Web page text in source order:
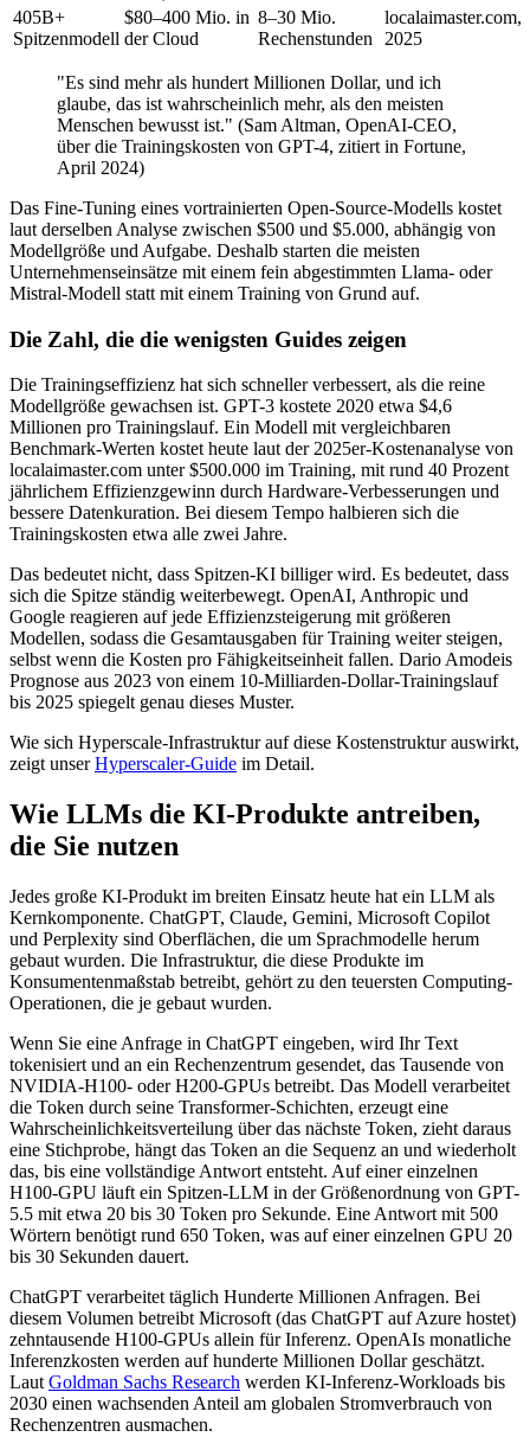
405B+
Spitzenmodell
$80–400 Mio. in
der Cloud
8–30 Mio.
Rechenstunden
localaimaster.com,
2025
"Es sind mehr als hundert Millionen Dollar, und ich
glaube, das ist wahrscheinlich mehr, als den meisten
Menschen bewusst ist." (Sam Altman, OpenAI-CEO,
über die Trainingskosten von GPT-4, zitiert in Fortune,
April 2024)
Das Fine-Tuning eines vortrainierten Open-Source-Modells kostet
laut derselben Analyse zwischen $500 und $5.000, abhängig von
Modellgröße und Aufgabe. Deshalb starten die meisten
Unternehmenseinsätze mit einem fein abgestimmten Llama- oder
Mistral-Modell statt mit einem Training von Grund auf.
Die Zahl, die die wenigsten Guides zeigen
Die Trainingseffizienz hat sich schneller verbessert, als die reine
Modellgröße gewachsen ist. GPT-3 kostete 2020 etwa $4,6
Millionen pro Trainingslauf. Ein Modell mit vergleichbaren
Benchmark-Werten kostet heute laut der 2025er-Kostenanalyse von
localaimaster.com unter $500.000 im Training, mit rund 40 Prozent
jährlichem Effizienzgewinn durch Hardware-Verbesserungen und
bessere Datenkuration. Bei diesem Tempo halbieren sich die
Trainingskosten etwa alle zwei Jahre.
Das bedeutet nicht, dass Spitzen-KI billiger wird. Es bedeutet, dass
sich die Spitze ständig weiterbewegt. OpenAI, Anthropic und
Google reagieren auf jede Effizienzsteigerung mit größeren
Modellen, sodass die Gesamtausgaben für Training weiter steigen,
selbst wenn die Kosten pro Fähigkeitseinheit fallen. Dario Amodeis
Prognose aus 2023 von einem 10-Milliarden-Dollar-Trainingslauf
bis 2025 spiegelt genau dieses Muster.
Wie sich Hyperscale-Infrastruktur auf diese Kostenstruktur auswirkt,
zeigt unserHyperscaler-Guide im Detail.
Wie LLMs die KI-Produkte antreiben,
die Sie nutzen
Jedes große KI-Produkt im breiten Einsatz heute hat ein LLM als
Kernkomponente. ChatGPT, Claude, Gemini, Microsoft Copilot
und Perplexity sind Oberflächen, die um Sprachmodelle herum
gebaut wurden. Die Infrastruktur, die diese Produkte im
Konsumentenmaßstab betreibt, gehört zu den teuersten Computing-
Operationen, die je gebaut wurden.
Wenn Sie eine Anfrage in ChatGPT eingeben, wird Ihr Text
tokenisiert und an ein Rechenzentrum gesendet, das Tausende von
NVIDIA-H100- oder H200-GPUs betreibt. Das Modell verarbeitet
die Token durch seine Transformer-Schichten, erzeugt eine
Wahrscheinlichkeitsverteilung über das nächste Token, zieht daraus
eine Stichprobe, hängt das Token an die Sequenz an und wiederholt
das, bis eine vollständige Antwort entsteht. Auf einer einzelnen
H100-GPU läuft ein Spitzen-LLM in der Größenordnung von GPT-
5.5 mit etwa 20 bis 30 Token pro Sekunde. Eine Antwort mit 500
Wörtern benötigt rund 650 Token, was auf einer einzelnen GPU 20
bis 30 Sekunden dauert.
ChatGPT verarbeitet täglich Hunderte Millionen Anfragen. Bei
diesem Volumen betreibt Microsoft (das ChatGPT auf Azure hostet)
zehntausende H100-GPUs allein für Inferenz. OpenAIs monatliche
Inferenzkosten werden auf hunderte Millionen Dollar geschätzt.
Laut Goldman Sachs Research werden KI-Inferenz-Workloads bis
2030 einen wachsenden Anteil am globalen Stromverbrauch von
Rechenzentren ausmachen.